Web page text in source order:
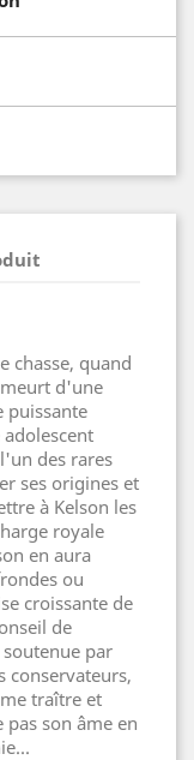
chasse, quand
d'une
puissante
des rares
ses origines et
à Kelson les
royale
en aura
ou
croissante de
de
soutenue par
conservateurs,
traître et
son âme en